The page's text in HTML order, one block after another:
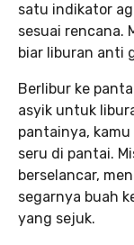
satu indikator
sesuai rencana.
biar liburan anti
Berlibur ke
asyik untuk
pantainya,
seru di pantai.
berselancar,
segarnya buah
yang sejuk.